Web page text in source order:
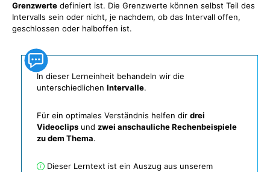
Grenzwerte definiert ist. Die Grenzwerte können selbst Teil des
Intervalls sein oder nicht, je nachdem, ob das Intervall offen,
geschlossen oder halboffen ist.
In dieser Lerneinheit behandeln wir die
unterschiedlichen Intervalle.
Für ein optimales Verständnis helfen dir drei
Videoclips und zwei anschauliche Rechenbeispiele
zu dem Thema.
Dieser Lerntext ist ein Auszug aus unserem